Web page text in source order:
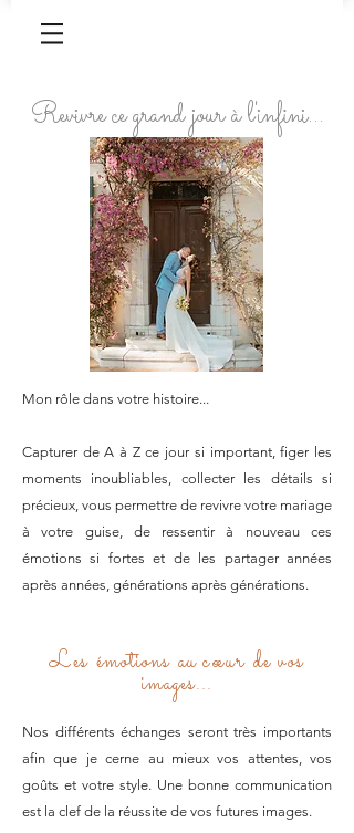
Revivre ce grand jour à l'infini...
Mon rôle dans votre histoire...
Capturer de A à Z ce jour si important, figer les
moments inoubliables, collecter les détails si
précieux, vous permettre de revivre votre mariage
à votre guise, de ressentir à nouveau ces
émotions si fortes et de les partager années
après années, générations après générations.
Les émotions aucœur de vos
images...
Nos différents échanges seront très importants
afin que je cerne au mieux vos attentes, vos
goûts et votre style. Une bonne communication
est la clef de la réussite de vos futures images.